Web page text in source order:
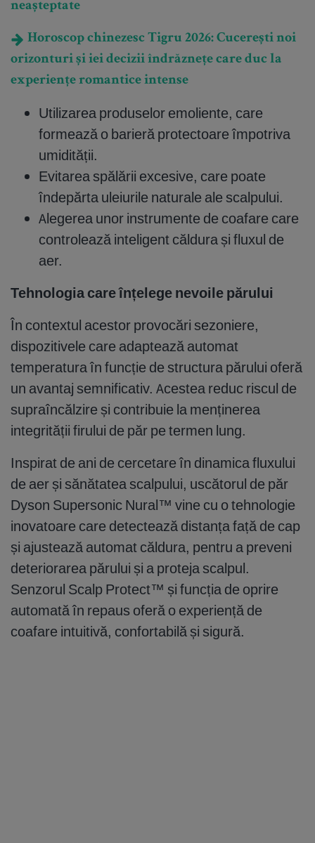
neașteptate
Horoscop chinezesc Tigru 2026: Cucerești noi
orizonturi și iei decizii îndrăznețe care duc la
experiențe romantice intense
Utilizarea produselor emoliente, care
formează o barieră protectoare împotriva
umidității.
Evitarea spălării excesive, care poate
îndepărta uleiurile naturale ale scalpului.
Alegerea unor instrumente de coafare care
controlează inteligent căldura și fluxul de
aer.
Tehnologia care înțelege nevoile părului
În contextul acestor provocări sezoniere,
dispozitivele care adaptează automat
temperatura în funcție de structura părului oferă
un avantaj semnificativ. Acestea reduc riscul de
supraîncălzire și contribuie la menținerea
integrității firului de păr pe termen lung.
Inspirat de ani de cercetare în dinamica fluxului
de aer și sănătatea scalpului, uscătorul de păr
Dyson Supersonic Nural™ vine cu o tehnologie
inovatoare care detectează distanța față de cap
și ajustează automat căldura, pentru a preveni
deteriorarea părului și a proteja scalpul.
Senzorul Scalp Protect™ și funcția de oprire
automată în repaus oferă o experiență de
coafare intuitivă, confortabilă și sigură.